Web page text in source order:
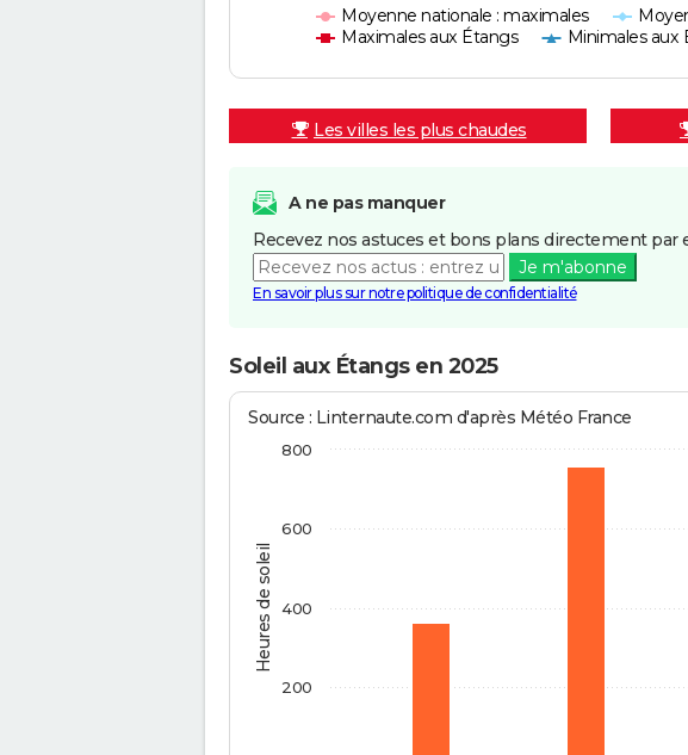
Moyenne nationale : maximales
Maximales aux Étangs
Minimales aux
Les villes les plus chaudes
A ne pas manquer
Recevez nos astuces et bons plans directement par
Je m'abonne
En savoir plus sur notre politique de confidentialité
Soleil aux Étangs en 2025
Heures de soleil
Source : Linternaute.com d'après Météo France
200
400
600
800